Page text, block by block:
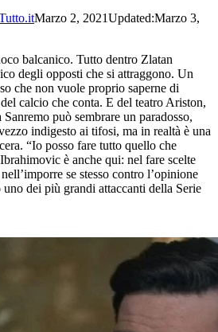
Marzo 2, 2021Updated:Marzo 3,
balcanico. Tutto dentro Zlatan
degli opposti che si attraggono. Un
che non vuole proprio saperne di
calcio che conta. E del teatro Ariston,
può sembrare un paradosso,
indigesto ai tifosi, ma in realtà è una
“Io posso fare tutto quello che
è anche qui: nel fare scelte
se stesso contro l’opinione
dei più grandi attaccanti della Serie